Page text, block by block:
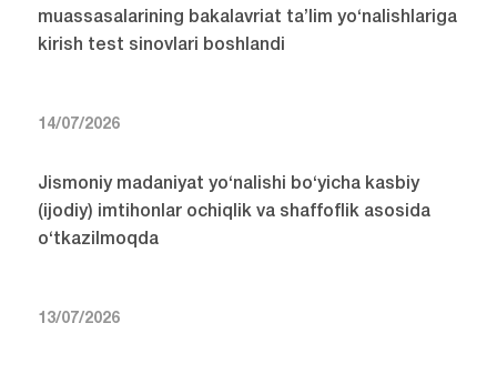
muassasalarining bakalavriat ta’lim yo‘nalishlariga
kirish test sinovlari boshlandi
14/07/2026
Jismoniy madaniyat yo‘nalishi bo‘yicha kasbiy
(ijodiy) imtihonlar ochiqlik va shaffoflik asosida
o‘tkazilmoqda
13/07/2026